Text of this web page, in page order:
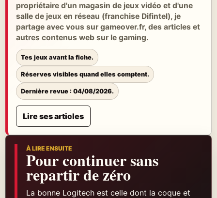
propriétaire d'un magasin de jeux vidéo et d'une
salle de jeux en réseau (franchise Difintel), je
partage avec vous sur gameover.fr, des articles et
autres contenus web sur le gaming.
Tes jeux avant la fiche.
Réserves visibles quand elles comptent.
Dernière revue : 04/08/2026.
Lire ses articles
À LIRE ENSUITE
Pour continuer sans
repartir de zéro
La bonne Logitech est celle dont la coque et